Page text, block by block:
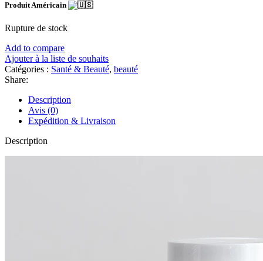
Produit Américain
Rupture de stock
Add to compare
Ajouter à la liste de souhaits
Catégories : Santé & Beauté, beauté
Share:
Description
Avis (0)
Expédition & Livraison
Description